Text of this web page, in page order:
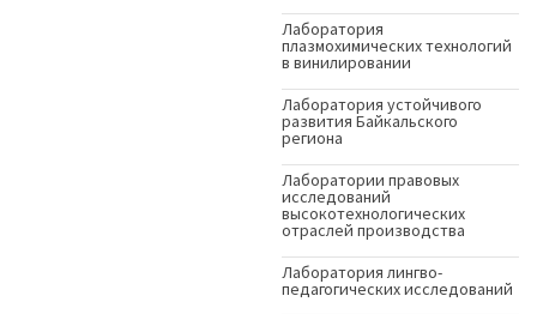
Лаборатория
плазмохимических технологий
в винилировании
Лаборатория устойчивого
развития Байкальского
региона
Лаборатории правовых
исследований
высокотехнологических
отраслей производства
Лаборатория лингво-
педагогических исследований